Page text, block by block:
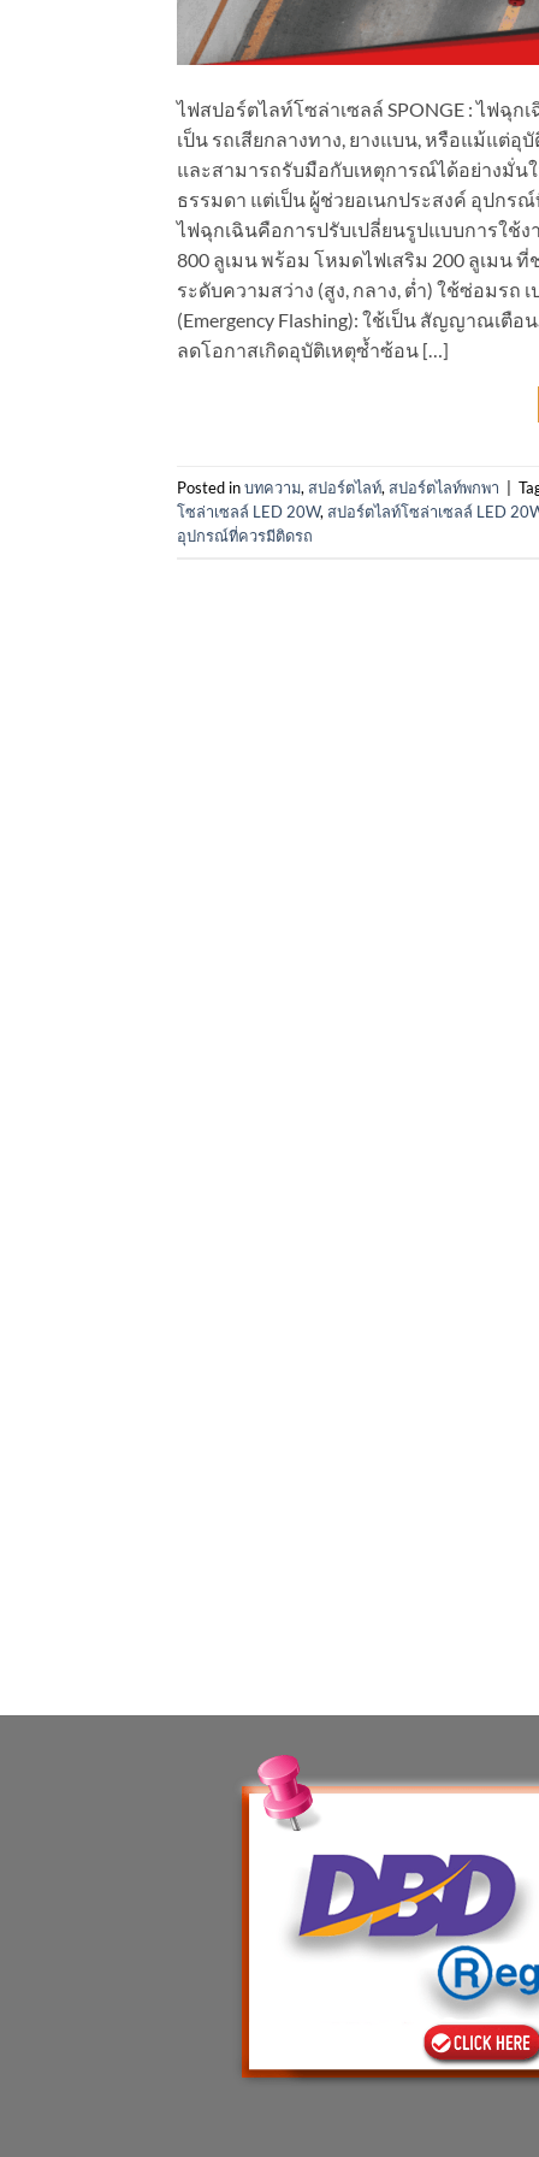
ไฟสปอร์ตไลท์โซล่าเซลล์ SPONGE : ไฟฉุก
เป็น รถเสียกลางทาง, ยางแบน, หรือแม้แ
และสามารถรับมือกับเหตุการณ์ได้อย่างมั่นใ
ธรรมดา แต่เป็น ผู้ช่วยอเนกประสงค์ อุปก
ไฟฉุกเฉินคือการปรับเปลี่ยนรูปแบบการใช้ง
800 ลูเมน พร้อม โหมดไฟเสริม 200 ลูเมน
ระดับความสว่าง (สูง, กลาง, ต่ำ) ใช้ซ่อมรถ
(Emergency Flashing): ใช้เป็น สัญญาณเตื
ลดโอกาสเกิดอุบัติเหตุซ้ำซ้อน […]
Posted inบทความ, สปอร์ตไลท์, สปอร์ตไลท์พกพา
โซล่าเซลล์ LED 20W, สปอร์ตไลท์โซล่าเซลล์ LED
อุปกรณ์ที่ควรมีติดรถ